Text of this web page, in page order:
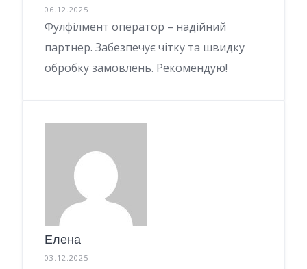
06.12.2025
Фулфілмент оператор – надійний
партнер. Забезпечує чітку та швидку
обробку замовлень. Рекомендую!
Елена
03.12.2025